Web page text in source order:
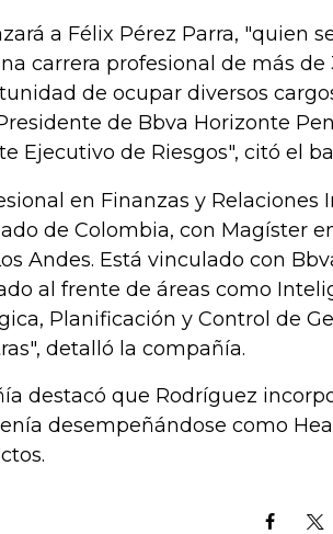
a Félix Pérez Parra, "quien
carrera profesional de más de
de ocupar diversos
de Bbva Horizonte
Ejecutivo de Riesgos", citó el
en Finanzas y Relaciones
de Colombia, con Magíster
Andes. Está vinculado con
al frente de áreas como
Planificación y Control de
detalló la compañía.
destacó que Rodríguez
desempeñándose como